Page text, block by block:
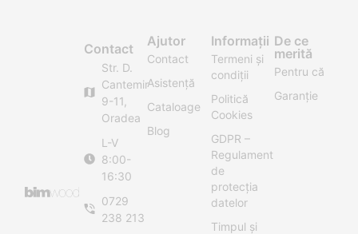
Contact
Str. D.
Cantemir
9-11,
Oradea
L-V
8:00-
16:30
0729
238 213
Ajutor
Contact
Asistență
Cataloage
Blog
Informații
Termeni și
condiții
Politică
Cookies
GDPR –
Regulament
de
protecția
datelor
Timpul și
De ce
merită
Pentru că
Garanție